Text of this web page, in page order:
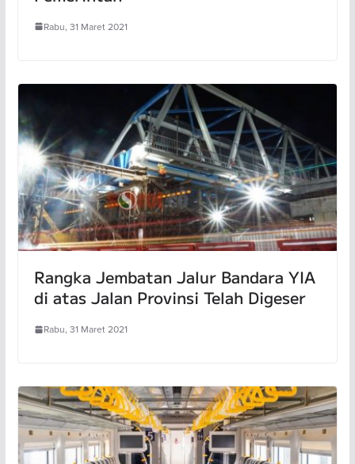
Rabu, 31 Maret 2021
Rangka Jembatan Jalur Bandara YIA
di atas Jalan Provinsi Telah Digeser
Rabu, 31 Maret 2021